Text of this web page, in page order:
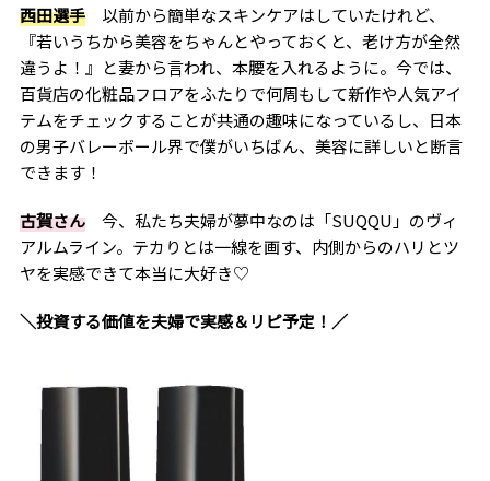
西田選手以前から簡単なスキンケアはしていたけれど、
『若いうちから美容をちゃんとやっておくと、老け方が全然
違うよ！』と妻から言われ、本腰を入れるように。今では、
百貨店の化粧品フロアをふたりで何周もして新作や人気アイ
テムをチェックすることが共通の趣味になっているし、日本
の男子バレーボール界で僕がいちばん、美容に詳しいと断言
できます！
古賀さん今、私たち夫婦が夢中なのは「SUQQU」のヴィ
アルムライン。テカりとは一線を画す、内側からのハリとツ
ヤを実感できて本当に大好き♡
＼投資する価値を夫婦で実感＆リピ予定！／